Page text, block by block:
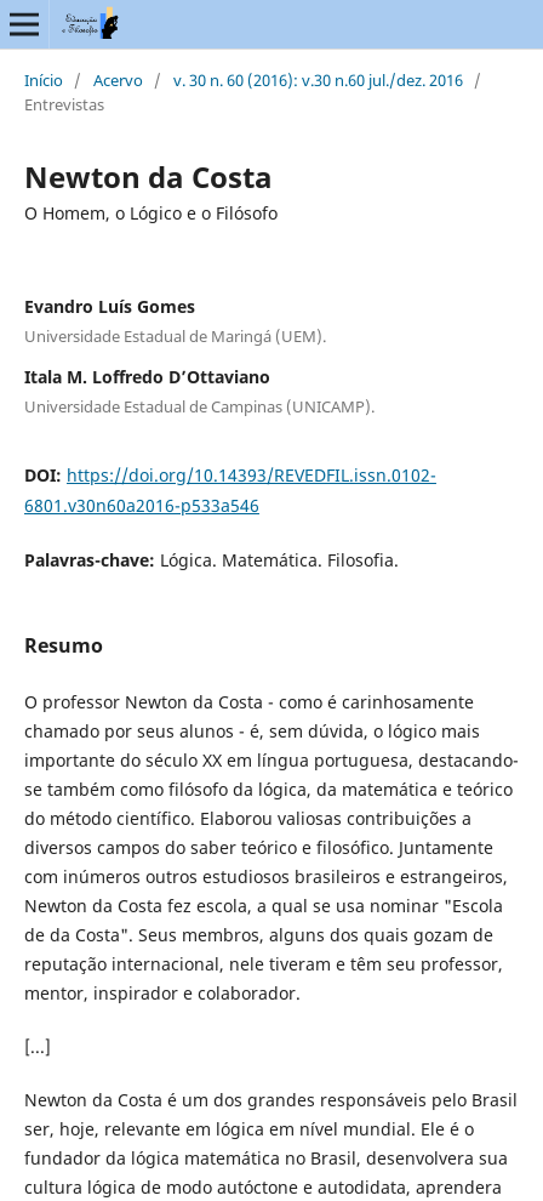
Início / Acervo / v. 30 n. 60 (2016): v.30 n.60 jul./dez. 2016 /
Entrevistas
Newton da Costa
O Homem, o Lógico e o Filósofo
Evandro Luís Gomes
Universidade Estadual de Maringá (UEM).
Itala M. Loffredo D’Ottaviano
Universidade Estadual de Campinas (UNICAMP).
DOI: https://doi.org/10.14393/REVEDFIL.issn.0102-
6801.v30n60a2016-p533a546
Palavras-chave: Lógica. Matemática. Filosofia.
Resumo
O professor Newton da Costa - como é carinhosamente
chamado por seus alunos - é, sem dúvida, o lógico mais
importante do século XX em língua portuguesa, destacando-
se também como filósofo da lógica, da matemática e teórico
do método científico. Elaborou valiosas contribuições a
diversos campos do saber teórico e filosófico. Juntamente
com inúmeros outros estudiosos brasileiros e estrangeiros,
Newton da Costa fez escola, a qual se usa nominar "Escola
de da Costa". Seus membros, alguns dos quais gozam de
reputação internacional, nele tiveram e têm seu professor,
mentor, inspirador e colaborador.
[...]
Newton da Costa é um dos grandes responsáveis pelo Brasil
ser, hoje, relevante em lógica em nível mundial. Ele é o
fundador da lógica matemática no Brasil, desenvolvera sua
cultura lógica de modo autóctone e autodidata, aprendera